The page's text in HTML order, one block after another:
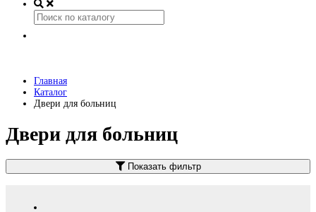
Главная
Каталог
Двери для больниц
Двери для больниц
Показать фильтр